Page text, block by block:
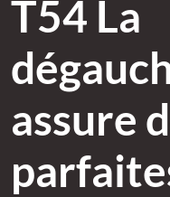
T54 La
assure